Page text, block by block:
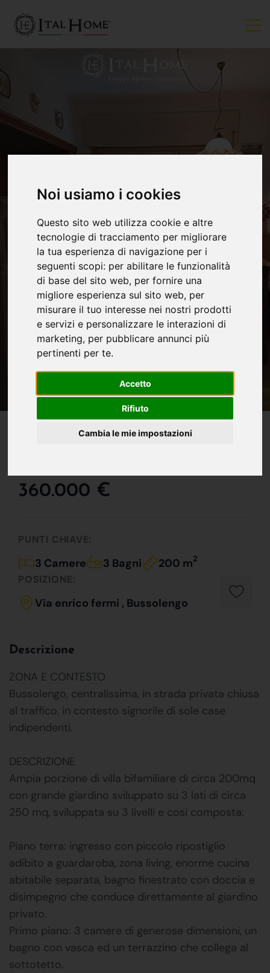
Noi usiamo i cookies
Questo sito web utilizza cookie e altre
tecnologie di tracciamento per migliorare
la tua esperienza di navigazione per i
seguenti scopi: per abilitare le funzionalità
di base del sito web, per fornire una
migliore esperienza sul sito web, per
misurare il tuo interesse nei nostri prodotti
e servizi e personalizzare le interazioni di
marketing, per pubblicare annunci più
pertinenti per te.
Accetto
Rifiuto
Cambia le mie impostazioni
IN VENDITA
Enorme Villa Angolare
360.000 €
PUNTI CHIAVE:
3 Camere 3 Bagni 200 m2
POSIZIONE:
Via enrico fermi , Bussolengo
Descrizione
ZONA E CONTESTO
Bussolengo, centralissima, in strada privata chiusa
al traffico, in contesto signorile di sole case
indipendenti.
DESCRIZIONE
Ampia porzione di villa bifamiliare di circa 200mq
con grande giardino sviluppato su 3 lati di circa
250 mq, sviluppata su 3 livelli e cosi composta:
Piano terra: ingresso con piccolo ripostiglio
adibito a guardaroba, zona living, enorme cucina
abitabile separata, bagno finestrato con doccia e
disimpegno che conduce direttamente al giardino
privato.
Primo piano: 3 camere di generose dimensioni, un
bagno con vasca ed un terrazzino che collega al
sottotetto.